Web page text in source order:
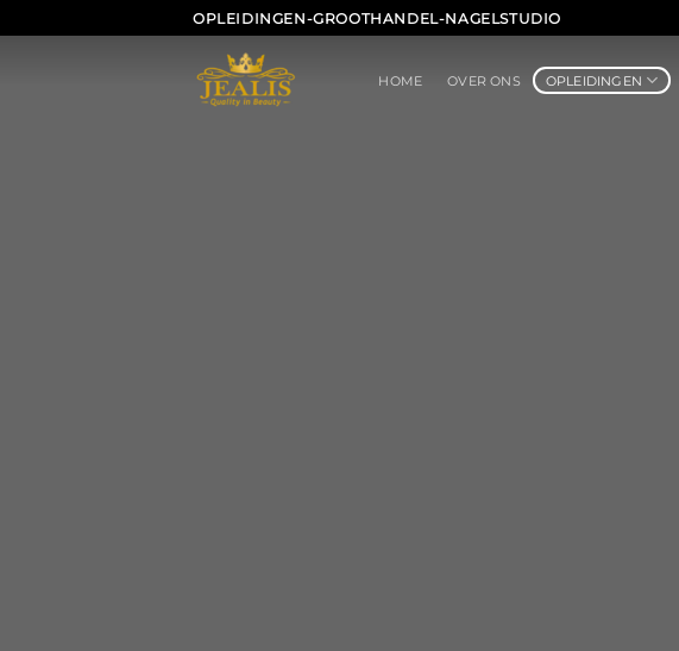
naar
OPLEIDINGEN-GROOTHANDEL-NAGELSTUDIO
HOME OVER ONS OPLEIDINGEN